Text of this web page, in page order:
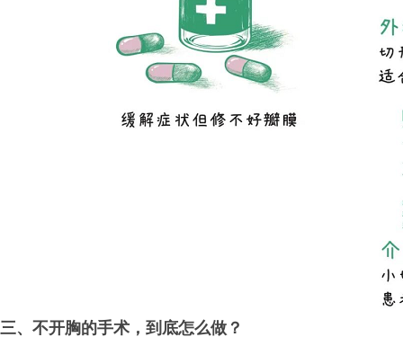
三、 不开胸的手术，到底怎么做？